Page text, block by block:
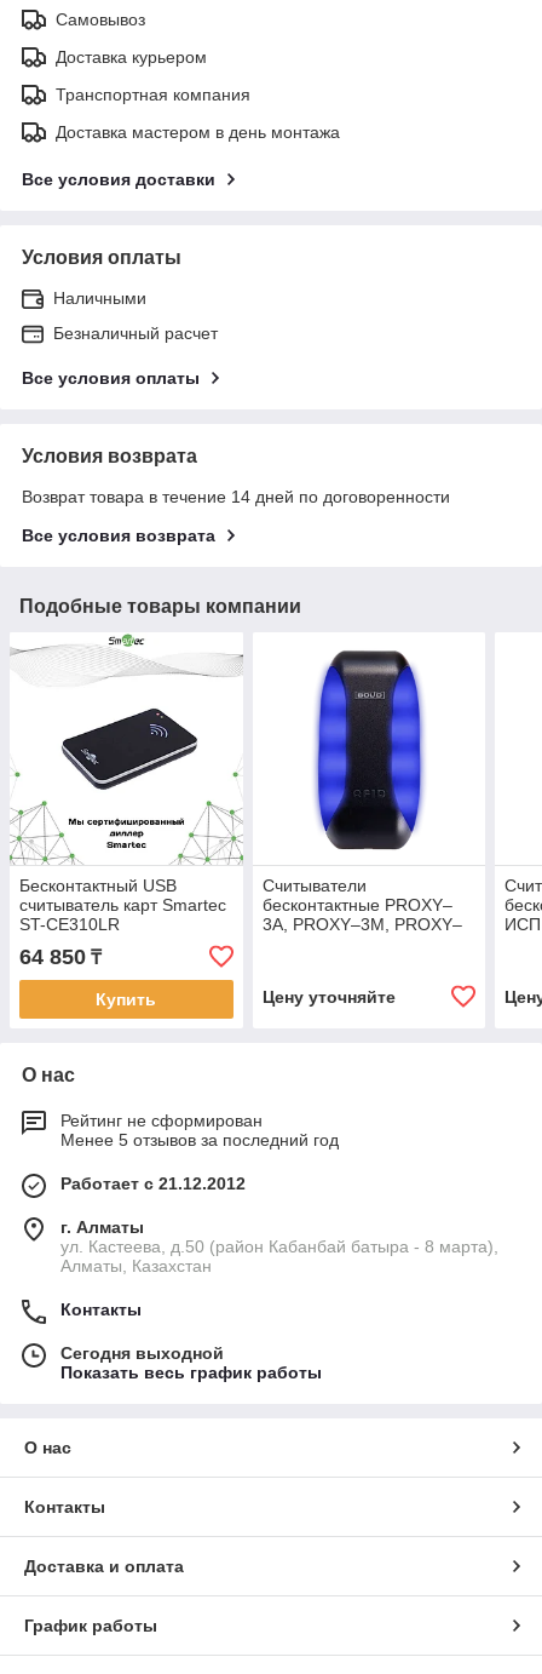
Самовывоз
Доставка курьером
Транспортная компания
Доставка мастером в день монтажа
Все условия доставки
Условия оплаты
Наличными
Безналичный расчет
Все условия оплаты
Условия возврата
Возврат товара в течение 14 дней по договоренности
Все условия возврата
Подобные товары компании
Бесконтактный USB
считыватель карт Smartec
ST-CE310LR
64 850 ₸
Купить
Считыватели
бесконтактные PROXY–
3A, PROXY–3M, PROXY–
Цену уточняйте
О нас
Рейтинг не сформирован
Менее 5 отзывов за последний год
Работает с 21.12.2012
г. Алматы
ул. Кастеева, д.50 (район Кабанбай батыра - 8 марта),
Алматы, Казахстан
Контакты
Сегодня выходной
Показать весь график работы
О нас
Контакты
Доставка и оплата
График работы